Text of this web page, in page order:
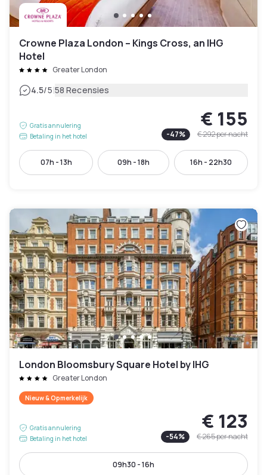
Crowne Plaza London – Kings Cross, an IHG
Hotel
Greater London
4.5/5|58 Recensies
Gratis annulering
Betaling in het hotel
€ 155
-47% € 292per nacht
07h - 13h 09h - 18h 16h - 22h30
London Bloomsbury Square Hotel by IHG
Greater London
Nieuw & Opmerkelijk
Gratis annulering
Betaling in het hotel
€ 123
-54% € 265per nacht
09h30 - 16h